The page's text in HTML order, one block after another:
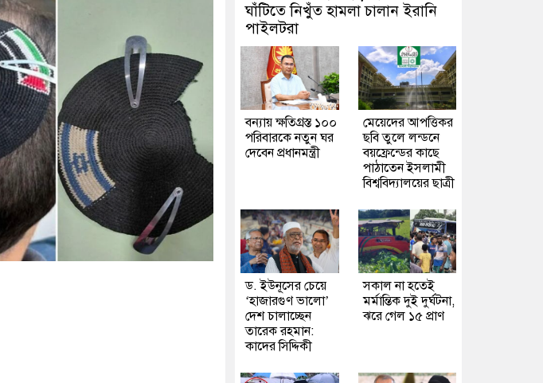
ঘাঁটিতে নিখুঁত হামলা চালান ইরানি
পাইলটরা
বন্যায় ক্ষতিগ্রস্ত ১০০
পরিবারকে নতুন ঘর
দেবেন প্রধানমন্ত্রী
মেয়েদের আপত্তিকর
ছবি তুলে লন্ডনে
বয়ফ্রেন্ডের কাছে
পাঠাতেন ইসলামী
বিশ্ববিদ্যালয়ের ছাত্রী
ড. ইউনূসের চেয়ে
‘হাজারগুণ ভালো’
দেশ চালাচ্ছেন
তারেক রহমান:
কাদের সিদ্দিকী
সকাল না হতেই
মর্মান্তিক দুই দুর্ঘটনা,
ঝরে গেল ১৫ প্রাণ